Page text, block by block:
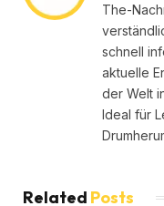
The-
schnell
aktuelle
der Welt
Ideal für
Related Posts